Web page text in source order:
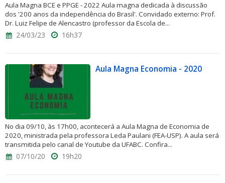
Aula Magna BCE e PPGE - 2022 Aula magna dedicada à discussão
dos '200 anos da independência do Brasil'. Convidado externo: Prof.
Dr. Luiz Felipe de Alencastro (professor da Escola de...
24/03/23 16h37
Aula Magna Economia - 2020
No dia 09/10, às 17h00, acontecerá a Aula Magna de Economia de
2020, ministrada pela professora Leda Paulani (FEA-USP). A aula será
transmitida pelo canal de Youtube da UFABC. Confira...
07/10/20 19h20